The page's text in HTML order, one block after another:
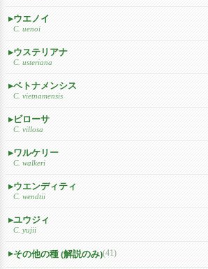
ウエノイ
C. uenoi
ウステリアナ
C. usteriana
ベトナメンシス
C. vietnamensis
ビローサ
C. villosa
ワルケリー
C. walkeri
ウエンディティ
C. wendtii
ユウジィ
C. yujii
その他の種 (解説のみ)(41)